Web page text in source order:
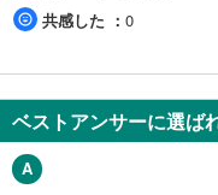
共感した
0
ベストアンサーに選ば